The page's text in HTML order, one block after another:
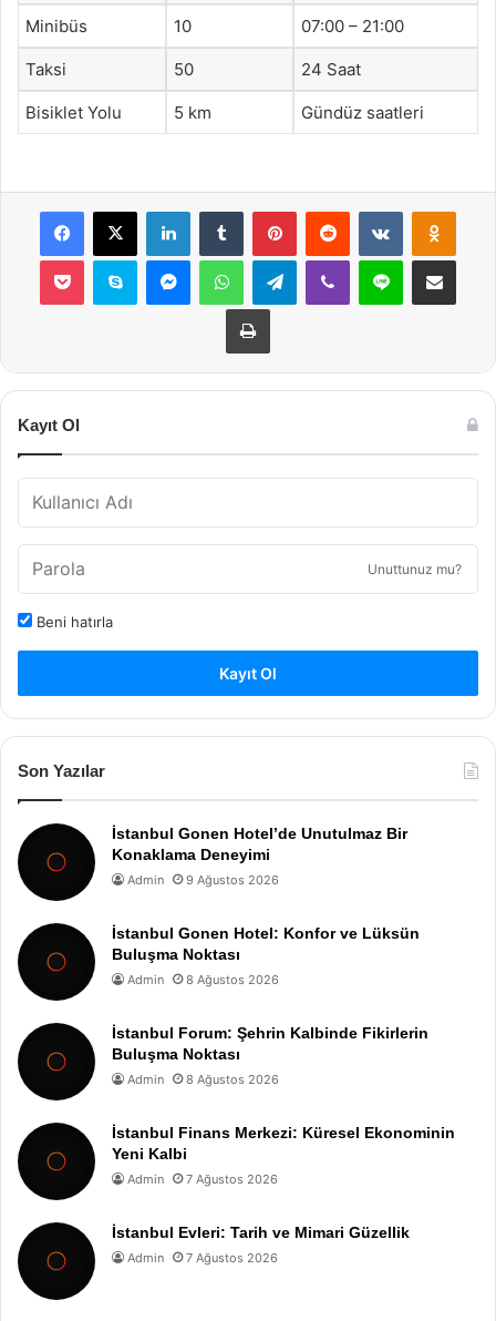
Minibüs 10 07:00 – 21:00
Taksi 50 24 Saat
Bisiklet Yolu 5 km Gündüz saatleri
Facebook
X LinkedInTumblr PinterestReddit VKontakte
Pocket Skype MessengerWhatsAppTelegramViber Line E-Posta ile
Yazdır
Kayıt Ol
Unuttunuz mu?
Beni hatırla
Kayıt Ol
Son Yazılar
İstanbul Gonen Hotel’de Unutulmaz Bir
Konaklama Deneyimi
Admin 9 Ağustos 2026
İstanbul Gonen Hotel: Konfor ve Lüksün
Buluşma Noktası
Admin 8 Ağustos 2026
İstanbul Forum: Şehrin Kalbinde Fikirlerin
Buluşma Noktası
Admin 8 Ağustos 2026
İstanbul Finans Merkezi: Küresel Ekonominin
Yeni Kalbi
Admin 7 Ağustos 2026
İstanbul Evleri: Tarih ve Mimari Güzellik
Admin 7 Ağustos 2026